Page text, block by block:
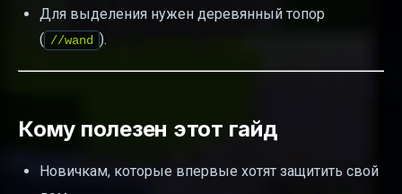
Для выделения нужен деревянный топор
( //wand ).
Кому полезен этот гайд
Новичкам, которые впервые хотят защитить свой